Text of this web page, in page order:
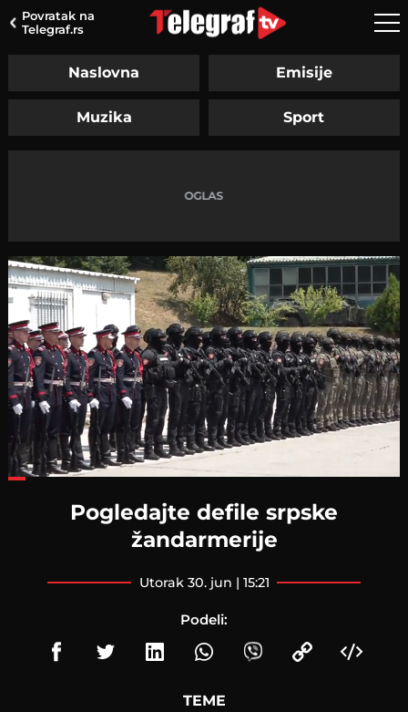
Povratak na
Telegraf.rs
Naslovna Emisije
Muzika Sport
Pogledajte defile srpske
žandarmerije
utorak 30. jun | 15:21
Podeli:
TEME